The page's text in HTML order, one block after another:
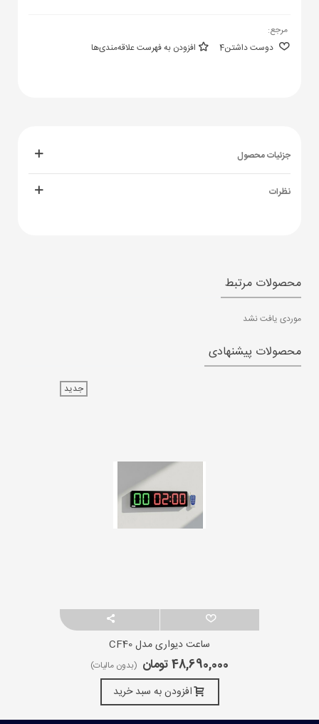
مرجع:
دوست داشتن4 افزودن به فهرست علاقه‌مندی‌ها
جزئیات محصول
نظرات
محصولات مرتبط
موردی یافت نشد
محصولات پیشنهادی
جدید
ساعت دیواری مدل CF40
48,690,000 تومان (بدون مالیات)
افزودن به سبد خرید